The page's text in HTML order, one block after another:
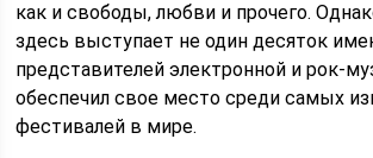
как и свободы, любви и прочего.
здесь выступает не один десяток
представителей электронной и рок-
обеспечил свое место среди самых
фестивалей в мире.